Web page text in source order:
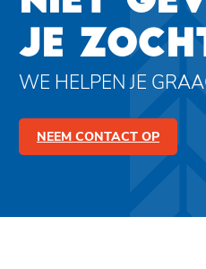
JE
WE HELPEN JE
NEEM CONTACT OP